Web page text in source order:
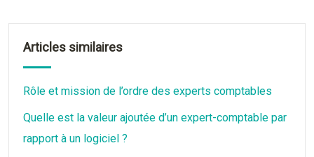
Articles similaires
Rôle et mission de l’ordre des experts comptables
Quelle est la valeur ajoutée d’un expert-comptable par
rapport à un logiciel ?